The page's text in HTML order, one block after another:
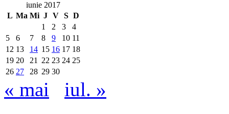
iunie 2017
L Ma Mi J V S D
1
2 3
4
5
6 7 8 9 10 11
12 13 14 15 16 17 18
19 20 21 22 23 24 25
26 27 28 29 30
« mai iul. »